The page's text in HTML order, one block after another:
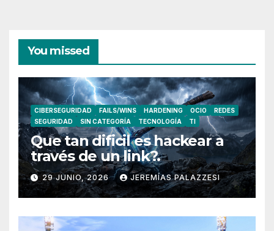
You missed
CIBERSEGURIDAD FAILS/WINS HARDENING OCIO
REDES
SEGURIDAD
SIN CATEGORÍA TECNOLOGÍA TI
Que tan dificil es hackear a
través de un link?.
29 JUNIO, 2026 JEREMÍAS PALAZZESI